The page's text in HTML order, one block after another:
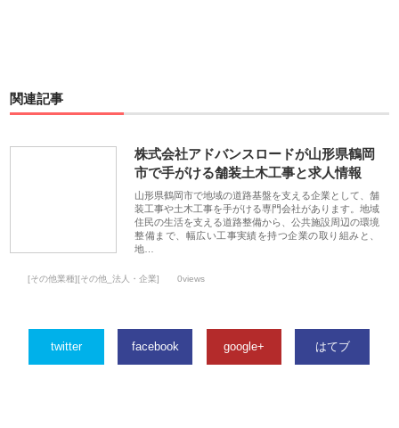
関連記事
株式会社アドバンスロードが山形県鶴岡
市で手がける舗装土木工事と求人情報
山形県鶴岡市で地域の道路基盤を支える企業として、舗
装工事や土木工事を手がける専門会社があります。地域
住民の生活を支える道路整備から、公共施設周辺の環境
整備まで、幅広い工事実績を持つ企業の取り組みと、
地…
[その他業種][その他_法人・企業] 0views
twitter facebook google+ はてブ